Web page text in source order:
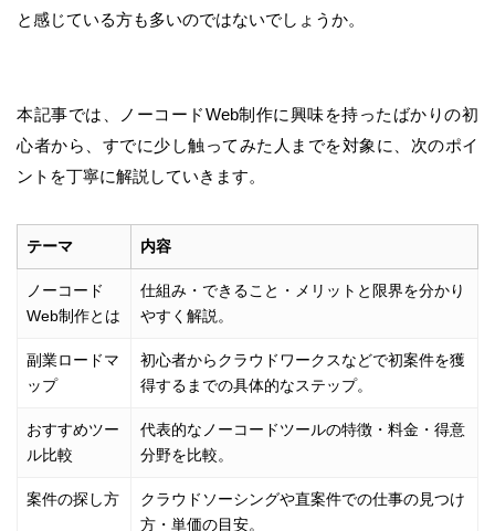
と感じている方も多いのではないでしょうか。
本記事では、ノーコードWeb制作に興味を持ったばかりの初
心者から、すでに少し触ってみた人までを対象に、次のポイ
ントを丁寧に解説していきます。
テーマ 内容
ノーコード
Web制作とは
仕組み・できること・メリットと限界を分かり
やすく解説。
副業ロードマ
ップ
初心者からクラウドワークスなどで初案件を獲
得するまでの具体的なステップ。
おすすめツー
ル比較
代表的なノーコードツールの特徴・料金・得意
分野を比較。
案件の探し方
クラウドソーシングや直案件での仕事の見つけ
方・単価の目安。